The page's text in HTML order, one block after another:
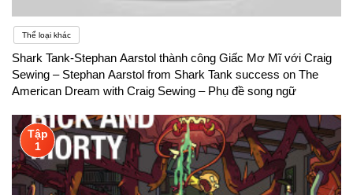
Thể loại khác
Shark Tank-Stephan Aarstol thành công Giấc Mơ Mĩ với Craig
Sewing – Stephan Aarstol from Shark Tank success on The
American Dream with Craig Sewing – Phụ đề song ngữ
Tập
1